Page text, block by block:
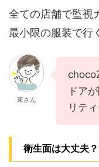
全ての店舗で監視
最小限の服装で行
東さん
ドア
リテ
衛生面は大丈夫？